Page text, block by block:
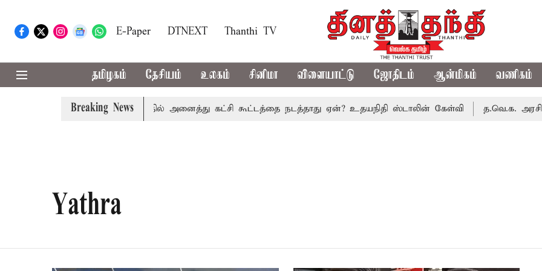
E-Paper DTNEXT Thanthi TV
தமிழகம் தேசியம் உலகம் சினிமா விளையாட்டு ஜோதிடம் ஆன்மிகம் வணிகம்
Breaking News
காவிரி விவகாரம்: தமிழகத்தில் அனைத்து கட்சி கூட்டத்தை நடத்தாது ஏன்? உதயநிதி ஸ்டாலின் கேள்வி த.வெ.க. அரசின்
Yathra